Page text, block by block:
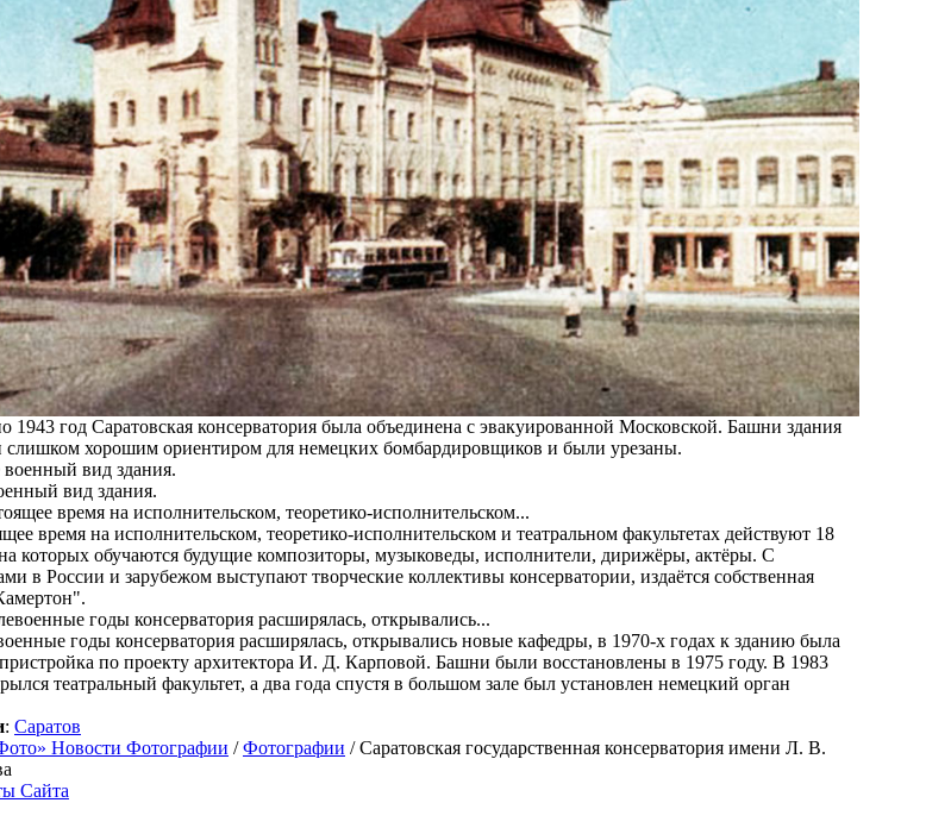
1943 год Саратовская консерватория была объединена с эвакуированной Московской. Башни здания
слишком хорошим ориентиром для немецких бомбардировщиков и были урезаны.
вид здания.
время на исполнительском, теоретико-исполнительском и театральном факультетах действуют 18
которых обучаются будущие композиторы, музыковеды, исполнители, дирижёры, актёры. С
в России и зарубежом выступают творческие коллективы консерватории, издаётся собственная
годы консерватория расширялась, открывались новые кафедры, в 1970-х годах к зданию была
по проекту архитектора И. Д. Карповой. Башни были восстановлены в 1975 году. В 1983
театральный факультет, а два года спустя в большом зале был установлен немецкий орган
: Саратов
Новости Фотографии /Фотографии / Саратовская государственная консерватория имени Л. В.
Сайта